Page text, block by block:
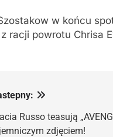
w końcu
powrotu Chrisa
Russo teasują
zdjęciem!